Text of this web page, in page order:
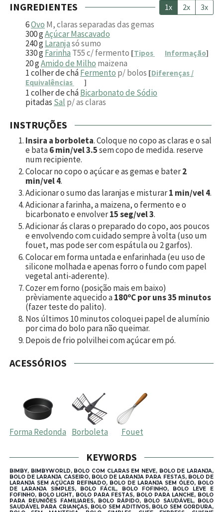
INGREDIENTES 1x 2x 3x
6Ovo M, claras separadas das gemas
300gAçúcar Mascavado
240gLaranjasó sumo
330gFarinha T55 c/ fermento [Tipos Informação]
20gAmido de Milho maizena
1colher de cháFermento p/ bolos [Diferenças /
Equivalências
]
1colher de cháBicarbonato de Sódio
pitadas Sal p/ as claras
INSTRUÇÕES
Insira a borboleta. Coloque no copo as claras e o sal
e bata6 min/vel 3.5sem copo de medida. reserve
num recipiente.
Colocar no copo o açúcar e as gemas e bater2
min/vel 4.
Adicionar o sumo das laranjas e misturar1 min/vel 4.
Adicionar a farinha, a maizena, o fermento e o
bicarbonato e envolver15 seg/vel 3.
Adicionar ás claras o preparado do copo, aos poucos
e envolvendo com cuidado sempre à volta (uso um
fouet, mas pode ser com espátula ou 2 garfos).
Colocar em forma untada e enfarinhada (eu uso de
silicone molhada e apenas forro o fundo com papel
vegetal anti-aderente).
Cozer em forno (posição mais em baixo)
prèviamente aquecido a180ºC por uns 35 minutos
(fazer teste do palito).
Nos últimos 10 minutos coloquei papel de alumínio
por cima do bolo para não queimar.
Depois de frio polvilhei com açúcar em pó.
ACESSÓRIOS
Forma Redonda Borboleta Fouet
KEYWORDS
BIMBY, BIMBYWORLD, BOLO COM CLARAS EM NEVE, BOLO DE LARANJA,
BOLO DE LARANJA CASEIRO, BOLO DE LARANJA PARA FESTAS, BOLO DE
LARANJA SEM AÇÚCAR REFINADO, BOLO DE LARANJA SEM ÓLEO, BOLO
DE LARANJA SIMPLES, BOLO FÁCIL, BOLO FOFINHO, BOLO LEVE E
FOFINHO, BOLO LIGHT, BOLO PARA FESTAS, BOLO PARA LANCHE, BOLO
PARA REUNIÕES FAMILIARES, BOLO RÁPIDO, BOLO SAUDÁVEL, BOLO
SAUDÁVEL PARA CRIANÇAS, BOLO SEM ADITIVOS, BOLO SEM GORDURA,